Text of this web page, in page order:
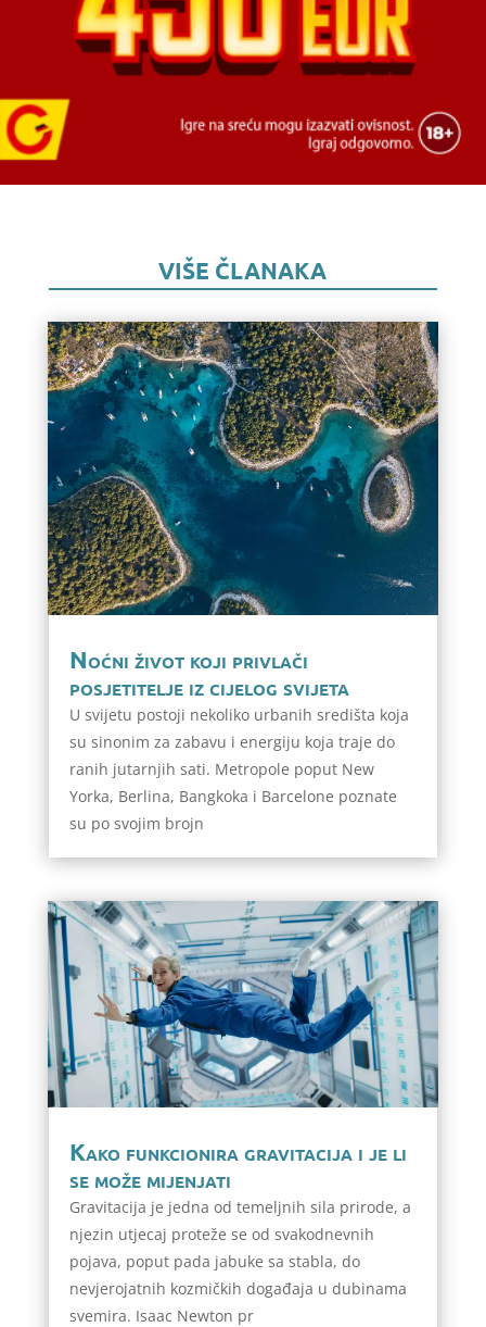
VIŠE ČLANAKA
Noćni život koji privlači
posjetitelje iz cijelog svijeta
U svijetu postoji nekoliko urbanih središta koja
su sinonim za zabavu i energiju koja traje do
ranih jutarnjih sati. Metropole poput New
Yorka, Berlina, Bangkoka i Barcelone poznate
su po svojim brojn
Kako funkcionira gravitacija i je li
se može mijenjati
Gravitacija je jedna od temeljnih sila prirode, a
njezin utjecaj proteže se od svakodnevnih
pojava, poput pada jabuke sa stabla, do
nevjerojatnih kozmičkih događaja u dubinama
svemira. Isaac Newton pr